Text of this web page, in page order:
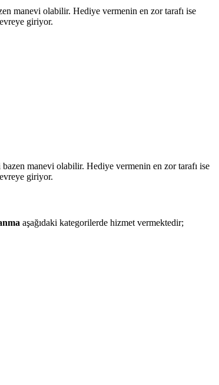
manevi olabilir. Hediye vermenin en zor tarafı ise
giriyor.
manevi olabilir. Hediye vermenin en zor tarafı ise
giriyor.
aşağıdaki kategorilerde hizmet vermektedir;